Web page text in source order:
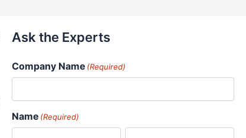
Ask the Experts
Company Name (Required)
Name (Required)